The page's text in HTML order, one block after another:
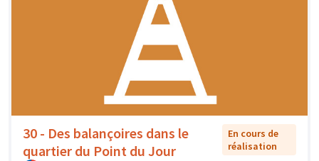
30 - Des balançoires dans le
quartier du Point du Jour
En cours de
réalisation